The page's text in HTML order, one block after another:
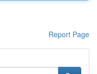
Report Page